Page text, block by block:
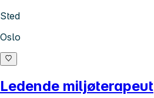
Sted
Oslo
Ledende miljøterapeut